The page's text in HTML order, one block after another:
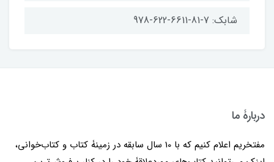
شابک: 7-81-6611-622-978
دربارۀ ما
مفتخریم اعلام کنیم که با 10 سال سابقه در زمینۀ کتاب و کتاب‌خوانی،